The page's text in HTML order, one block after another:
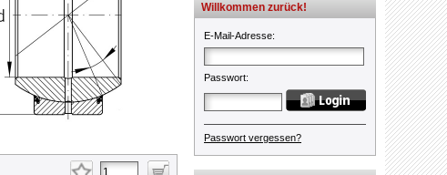
Willkommen zurück!
E-Mail-Adresse:
Passwort:
Passwort vergessen?